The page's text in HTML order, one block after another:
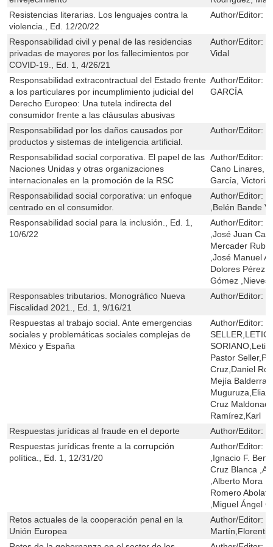
Resistencias literarias. Los lenguajes contra la
violencia., Ed. 12/20/22
Author/Editor:
Responsabilidad civil y penal de las residencias
privadas de mayores por los fallecimientos por
COVID-19., Ed. 1, 4/26/21
Author/Editor:
Vidal
Responsabilidad extracontractual del Estado frente
a los particulares por incumplimiento judicial del
Derecho Europeo: Una tutela indirecta del
consumidor frente a las cláusulas abusivas
Author/Editor:
GARCÍA
Responsabilidad por los daños causados por
productos y sistemas de inteligencia artificial.
Author/Editor:
Responsabilidad social corporativa. El papel de las
Naciones Unidas y otras organizaciones
internacionales en la promoción de la RSC
Author/Editor:
Cano Linares,
García, Victoria
Responsabilidad social corporativa: un enfoque
centrado en el consumidor.
Author/Editor:
,Belén Bande
Responsabilidad social para la inclusión., Ed. 1,
10/6/22
Author/Editor:
,José Juan
Mercader
,José Manuel
Dolores Pérez
Gómez ,Nieves
Responsables tributarios. Monográfico Nueva
Fiscalidad 2021., Ed. 1, 9/16/21
Author/Editor:
Respuestas al trabajo social. Ante emergencias
sociales y problemáticas sociales complejas de
México y España
Author/Editor:
Pastor
Cruz,Daniel
Mejía
Muguruza,Elia
Cruz
Ramírez,Karl
Respuestas jurídicas al fraude en el deporte
Author/Editor:
Respuestas jurídicas frente a la corrupción
política., Ed. 1, 12/31/20
Author/Editor:
,Ignacio F.
Cruz Blanca
,Alberto Mora
Romero
,Miguel Ángel
Retos actuales de la cooperación penal en la
Unión Europea
Author/Editor: